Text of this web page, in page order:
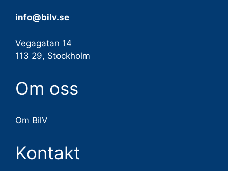
info@bilv.se
Vegagatan 14
113 29, Stockholm
Om oss
Om BilV
Kontakt